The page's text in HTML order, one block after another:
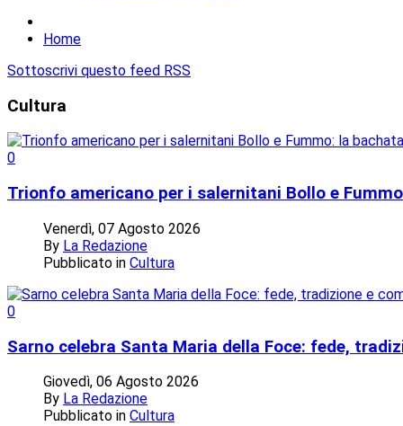
Home
Sottoscrivi questo feed RSS
Cultura
0
Trionfo americano per i salernitani Bollo e
Venerdì, 07 Agosto 2026
By La Redazione
Pubblicato in Cultura
0
Sarno celebra Santa Maria della Foce: fede,
Giovedì, 06 Agosto 2026
By La Redazione
Pubblicato in Cultura